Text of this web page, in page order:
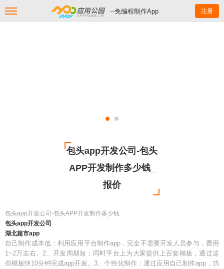
--免编程制作App 注册
包头app开发公司-包头
APP开发制作多少钱_
报价
包头app开发公司-包头APP开发制作多少钱
包头app开发公司
湖北超市app
自己制作成本低：利用应用平台制作app，完全不需要开发人员参与，费用
1~2万左右。2、开发周期短：同时平台上为大家提供上百套模板，通过这
些模板快10分钟完成app开发。3、个性化制作：通过应用自己制作app，功